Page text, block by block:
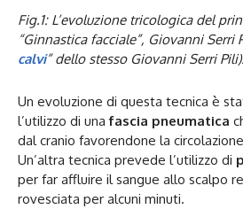
Fig.1: L’evoluzione tricologica del
“Ginnastica facciale”, Giovanni Serri
calvi” dello stesso Giovanni Serri Pili).
Un evoluzione di questa tecnica è
l’utilizzo di unafascia pneumatica
dal cranio favorendone la
Un’altra tecnica prevede l’utilizzo di
per far affluire il sangue allo scalpo
rovesciata per alcuni minuti.